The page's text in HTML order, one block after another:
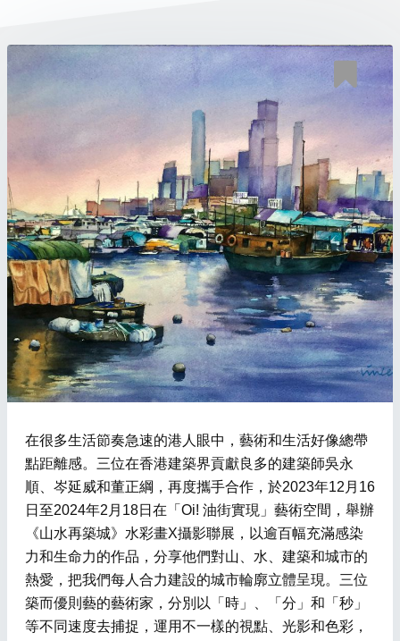
在很多生活節奏急速的港人眼中，藝術和生活好像總帶
點距離感。三位在香港建築界貢獻良多的建築師吳永
順、岑延威和董正綱，再度攜手合作，於2023年12月16
日至2024年2月18日在「Oi! 油街實現」藝術空間，舉辦
《山水再築城》水彩畫X攝影聯展，以逾百幅充滿感染
力和生命力的作品，分享他們對山、水、建築和城市的
熱愛，把我們每人合力建設的城市輪廓立體呈現。三位
築而優則藝的藝術家，分別以「時」、「分」和「秒」
等不同速度去捕捉，運用不一樣的視點、光影和色彩，